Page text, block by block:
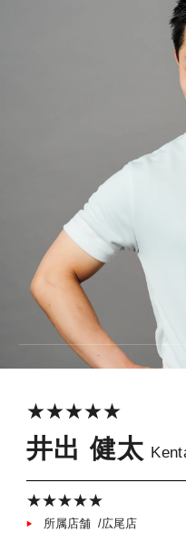
★★★★★
井出 健太
★★★★★
所属店舗 /広尾店